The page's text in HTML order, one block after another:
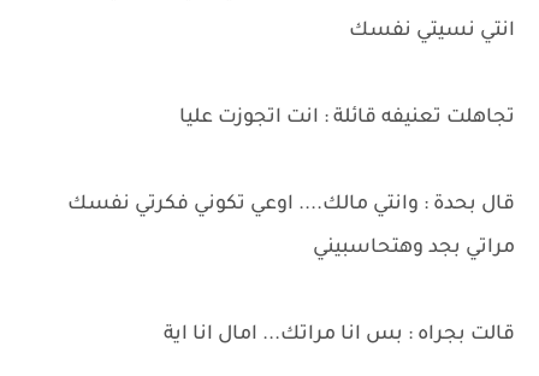
انتي نسيتي نفسك
تجاهلت تعنيفه قائلة : انت اتجوزت عليا
قال بحدة : وانتي مالك.... اوعي تكوني فكرتي نفسك
مراتي بجد وهتحاسبيني
قالت بجراه : بس انا مراتك... امال انا اية